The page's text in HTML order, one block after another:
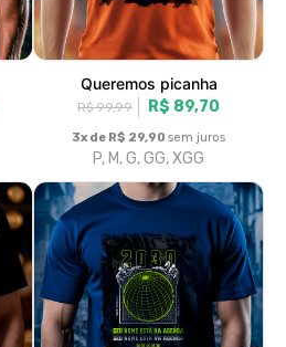
Use a criatividade
R$ 99,99 R$ 89,70
3x de R$ 29,90sem juros
P, M, G, GG, XGG